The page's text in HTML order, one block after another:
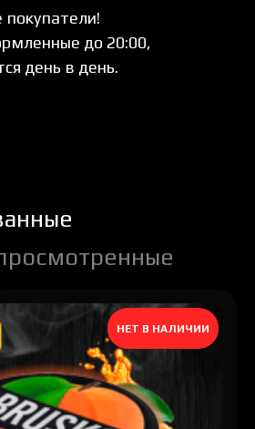
до 20:00,
день в день.
НЕТ В НАЛИЧИИ